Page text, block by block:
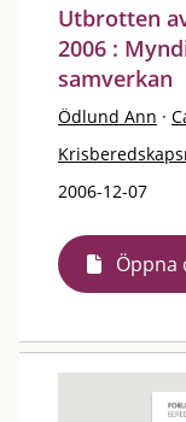
Utbrotten
2006 :
samverkan
Ödlund Ann ·
2006-12-07
Öppna